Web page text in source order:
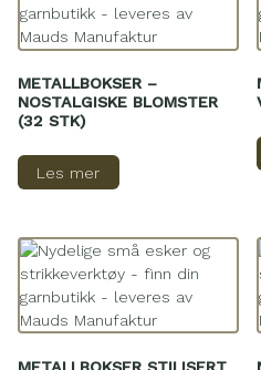
METALLBOKSER –
NOSTALGISKE BLOMSTER
(32 STK)
Les mer